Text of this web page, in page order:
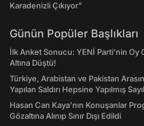
Karadenizli Çıkıyor"
Günün Popüler Başlıkları
İlk Anket Sonucu: YENİ Parti'nin Oy
Altına Düştü!
Türkiye, Arabistan ve Pakistan
Yapılan Saldırı Hepsine Yapılmış
Hasan Can Kaya’nın Konuşanlar
Gözaltına Alınıp Sınır Dışı Edildi